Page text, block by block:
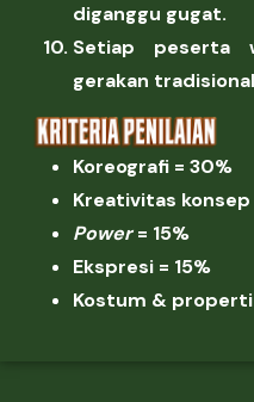
diganggu gugat.
Setiap peserta
gerakan
Koreografi = 30%
Kreativitas konsep
Power= 15%
Ekspresi = 15%
Kostum & properti